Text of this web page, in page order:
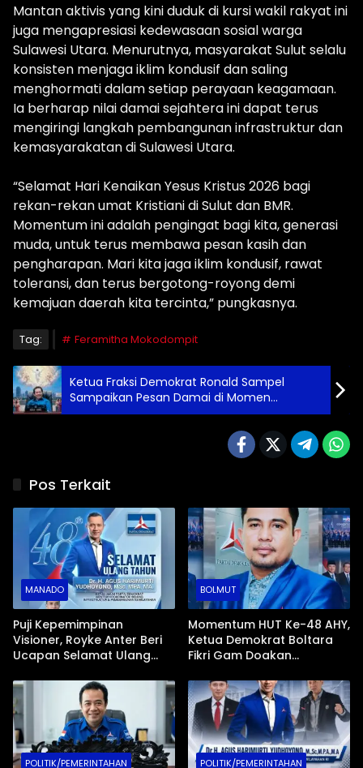
Mantan aktivis yang kini duduk di kursi wakil rakyat ini
juga mengapresiasi kedewasaan sosial warga
Sulawesi Utara. Menurutnya, masyarakat Sulut selalu
konsisten menjaga iklim kondusif dan saling
menghormati dalam setiap perayaan keagamaan.
Ia berharap nilai damai sejahtera ini dapat terus
mengiringi langkah pembangunan infrastruktur dan
kemasyarakatan di Sulawesi Utara.
“Selamat Hari Kenaikan Yesus Kristus 2026 bagi
rekan-rekan umat Kristiani di Sulut dan BMR.
Momentum ini adalah pengingat bagi kita, generasi
muda, untuk terus membawa pesan kasih dan
pengharapan. Mari kita jaga iklim kondusif, rawat
toleransi, dan terus bergotong-royong demi
kemajuan daerah kita tercinta,” pungkasnya.
Tag: Feramitha Mokodompit
Ketua Fraksi Demokrat Ronald Sampel
Sampaikan Pesan Damai di Momen
Kenaikan Yesus Kristus
Pos Terkait
MANADO
Puji Kepemimpinan
Visioner, Royke Anter Beri
Ucapan Selamat Ulang
Demokrat AHY
BOLMUT
Momentum HUT Ke-48 AHY,
Ketua Demokrat Boltara
Fikri Gam Doakan
Infrastruktur
POLITIK/PEMERINTAHAN POLITIK/PEMERINTAHAN